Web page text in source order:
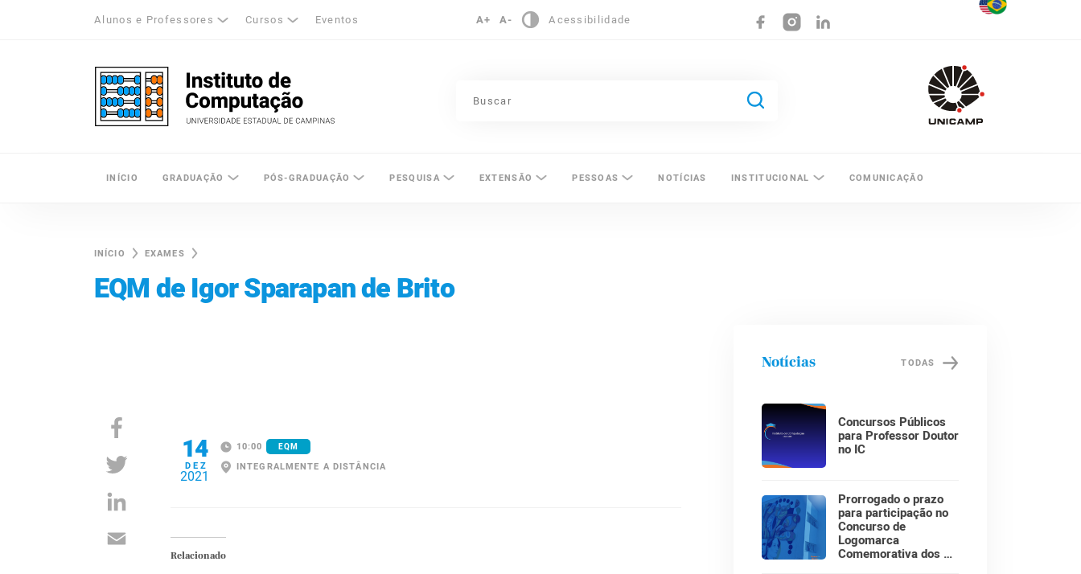
Alunos e Professores Cursos Eventos A+ A- Acessibilidade
Unicamp - Universidade Estadual de Campinas
INÍCIO GRADUAÇÃO PÓS-GRADUAÇÃO PESQUISA EXTENSÃO PESSOAS NOTÍCIAS INSTITUCIONAL COMUNICAÇÃO
INÍCIO EXAMES
EQM de Igor Sparapan de Brito
14
DEZ
2021
10:00 EQM
INTEGRALMENTE A DISTÂNCIA
Relacionado
Notícias TODAS
Concursos Públicos
para Professor Doutor
no IC
Prorrogado o prazo
para participação no
Concurso de
Logomarca
Comemorativa dos 30